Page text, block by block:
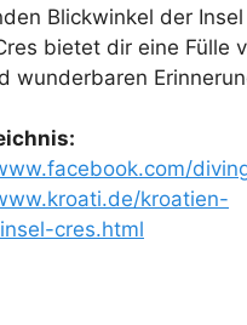
Blickwinkel der Insel
bietet dir eine Fülle
wunderbaren
kroatien-
cres.html